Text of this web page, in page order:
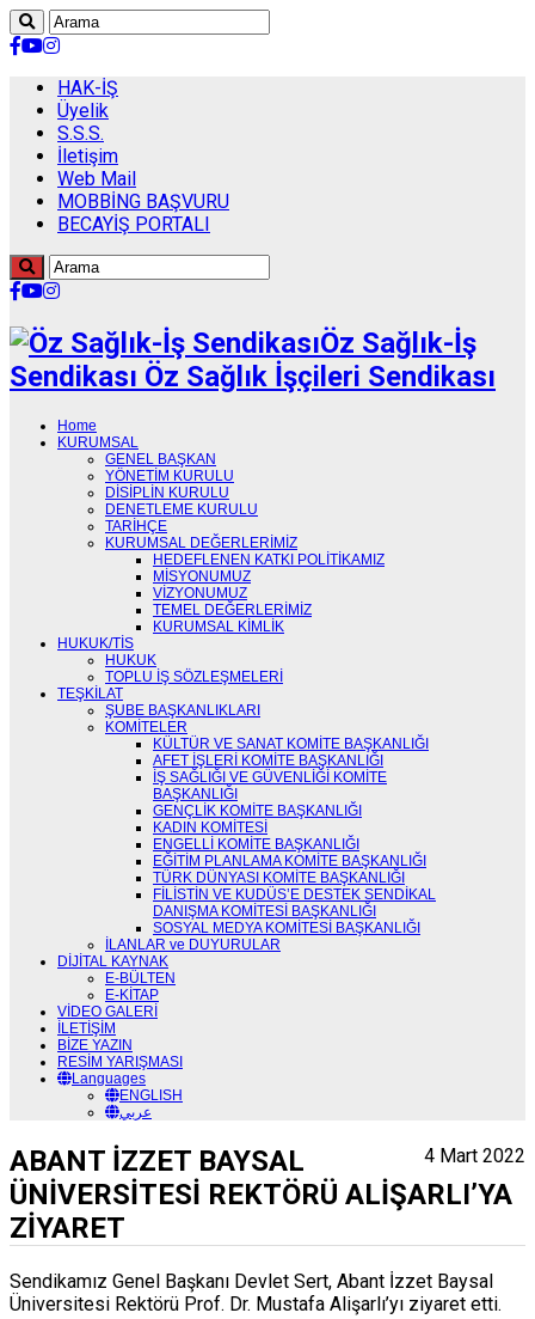
HAK-İŞ
Üyelik
S.S.S.
İletişim
Web Mail
MOBBİNG BAŞVURU
BECAYİŞ PORTALI
Öz Sağlık-İş
Sendikası Öz Sağlık İşçileri Sendikası
Home
KURUMSAL
GENEL BAŞKAN
YÖNETİM KURULU
DİSİPLİN KURULU
DENETLEME KURULU
TARİHÇE
KURUMSAL DEĞERLERİMİZ
HEDEFLENEN KATKI POLİTİKAMIZ
MİSYONUMUZ
VİZYONUMUZ
TEMEL DEĞERLERİMİZ
KURUMSAL KİMLİK
HUKUK/TİS
HUKUK
TOPLU İŞ SÖZLEŞMELERİ
TEŞKİLAT
ŞUBE BAŞKANLIKLARI
KOMİTELER
KÜLTÜR VE SANAT KOMİTE BAŞKANLIĞI
AFET İŞLERİ KOMİTE BAŞKANLIĞI
İŞ SAĞLIĞI VE GÜVENLİĞİ KOMİTE
BAŞKANLIĞI
GENÇLİK KOMİTE BAŞKANLIĞI
KADIN KOMİTESİ
ENGELLİ KOMİTE BAŞKANLIĞI
EĞİTİM PLANLAMA KOMİTE BAŞKANLIĞI
TÜRK DÜNYASI KOMİTE BAŞKANLIĞI
FİLİSTİN VE KUDÜS’E DESTEK SENDİKAL
DANIŞMA KOMİTESİ BAŞKANLIĞI
SOSYAL MEDYA KOMİTESİ BAŞKANLIĞI
İLANLAR ve DUYURULAR
DİJİTAL KAYNAK
E-BÜLTEN
E-KİTAP
VİDEO GALERİ
İLETİŞİM
BİZE YAZIN
RESİM YARIŞMASI
Languages
ENGLISH
عربي
4 Mart 2022
ABANT İZZET BAYSAL
ÜNİVERSİTESİ REKTÖRÜ ALİŞARLI’YA
ZİYARET
Sendikamız Genel Başkanı Devlet Sert, Abant İzzet Baysal
Üniversitesi Rektörü Prof. Dr. Mustafa Alişarlı’yı ziyaret etti.